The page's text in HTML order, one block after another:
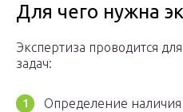
Для чего нужна
Экспертиза проводится
задач:
Определение